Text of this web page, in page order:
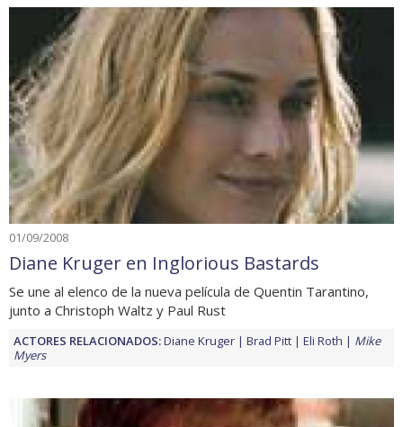
01/09/2008
Diane Kruger en Inglorious Bastards
Se une al elenco de la nueva película de Quentin Tarantino,
junto a Christoph Waltz y Paul Rust
ACTORES RELACIONADOS:Diane Kruger Brad Pitt Eli Roth
Mike
Myers